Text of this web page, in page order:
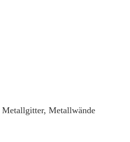
Metallgitter, Metallwände